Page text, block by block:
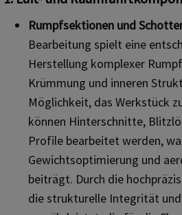
Rumpfsektionen und
Bearbeitung spielt eine
Herstellung komplexer
Krümmung und inneren
Möglichkeit, das Werkstück
können Hinterschnitte,
Profile bearbeitet werden,
Gewichtsoptimierung und
beiträgt. Durch die
die strukturelle Integrität